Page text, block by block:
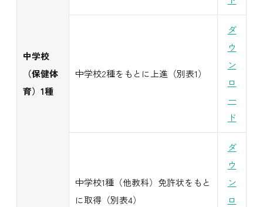
中学校
（保健体
育）1種
中学校2種をもとに上進（別表1）
ダ
ウ
ン
ロ
ー
ド
中学校1種（他教科）免許状をもと
に取得（別表4）
ダ
ウ
ン
ロ